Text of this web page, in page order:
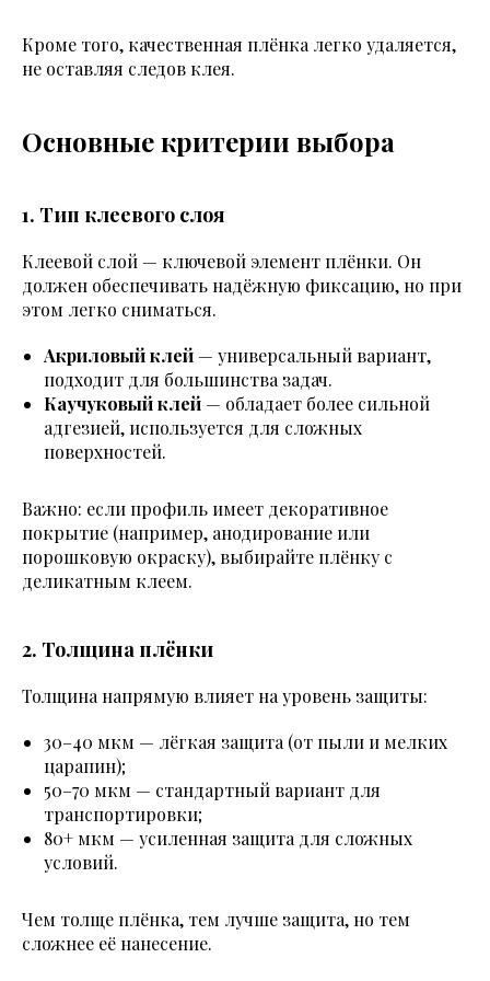
Кроме того, качественная плёнка легко удаляется,
не оставляя следов клея.
Основные критерии выбора
1. Тип клеевого слоя
Клеевой слой — ключевой элемент плёнки. Он
должен обеспечивать надёжную фиксацию, но при
этом легко сниматься.
Акриловый клей — универсальный вариант,
подходит для большинства задач.
Каучуковый клей — обладает более сильной
адгезией, используется для сложных
поверхностей.
Важно: если профиль имеет декоративное
покрытие (например, анодирование или
порошковую окраску), выбирайте плёнку с
деликатным клеем.
2. Толщина плёнки
Толщина напрямую влияет на уровень защиты:
30–40 мкм — лёгкая защита (от пыли и мелких
царапин);
50–70 мкм — стандартный вариант для
транспортировки;
80+ мкм — усиленная защита для сложных
условий.
Чем толще плёнка, тем лучше защита, но тем
сложнее её нанесение.